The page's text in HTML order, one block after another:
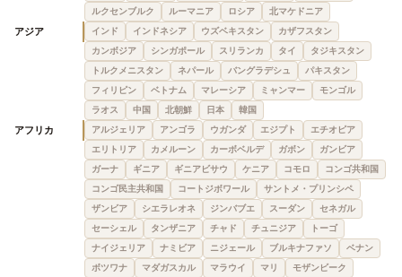
ルクセンブルク
ルーマニア ロシア 北マケドニア
アジア インド インドネシア ウズベキスタン
カザフスタン
カンボジア
シンガポール スリランカ タイ
タジキスタン
トルクメニスタン
ネパール バングラデシュ
パキスタン
フィリピン
ベトナム マレーシア ミャンマー
モンゴル
ラオス
中国 北朝鮮 日本 韓国
アフリカ アルジェリア アンゴラ ウガンダ エジプト
エチオピア
エリトリア
カメルーン カーボベルデ ガボン
ガンビア
ガーナ
ギニア ギニアビサウ ケニア コモロ
コンゴ共和国
コンゴ民主共和国
コートジボワール
サントメ・プリンシペ
ザンビア
シエラレオネ ジンバブエ スーダン
セネガル
セーシェル
タンザニア チャド チュニジア
トーゴ
ナイジェリア
ナミビア ニジェール ブルキナファソ
ベナン
ボツワナ
マダガスカル マラウイ マリ
モザンビーク